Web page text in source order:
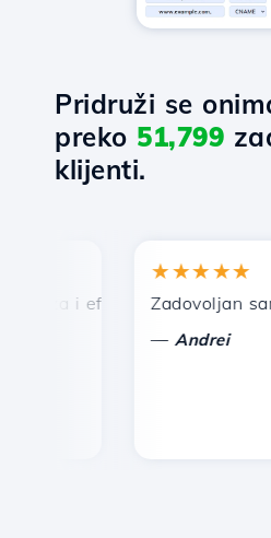
Pridruži se
preko 51,799
klijenti.
i efikasna tehnička podrška.
★★★★★
Zadovoljan sam
Andrei